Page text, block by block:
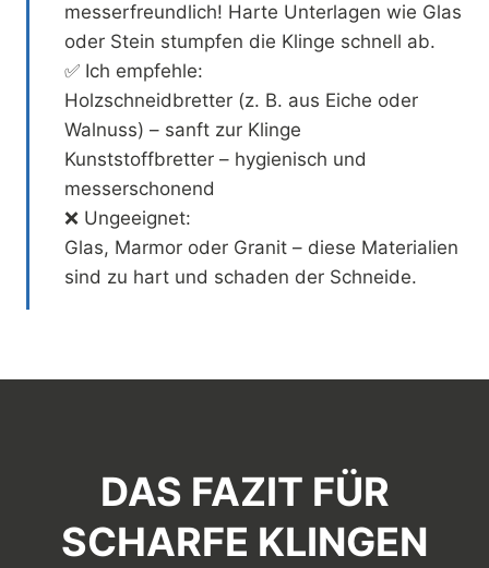
messerfreundlich! Harte Unterlagen wie Glas
oder Stein stumpfen die Klinge schnell ab.
✅ Ich empfehle:
Holzschneidbretter (z. B. aus Eiche oder
Walnuss) – sanft zur Klinge
Kunststoffbretter – hygienisch und
messerschonend
❌ Ungeeignet:
Glas, Marmor oder Granit – diese Materialien
sind zu hart und schaden der Schneide.
DAS FAZIT FÜR
SCHARFE KLINGEN